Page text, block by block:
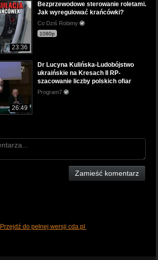
23:36
Bezprzewodowe sterowanie roletami.
Jak wyregulować krańcówki?
Co Dziś Robimy
1080p
26:49
Dr Lucyna Kulińska-Ludobójstwo
ukraińskie na Kresach II RP-
szacowanie liczby polskich ofiar
Program7
Zamieść komentarz
Przejdź do pełnej wersji cda.pl